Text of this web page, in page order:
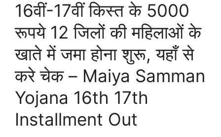
16वीं-17वीं किस्त के 5000
रूपये 12 जिलों की महिलाओं के
खाते में जमा होना शुरू, यहाँ से
करे चेक – Maiya Samman
Yojana 16th 17th
Installment Out